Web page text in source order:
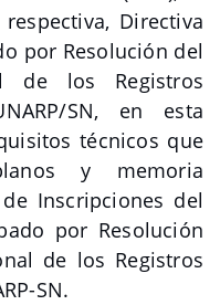
Directiva
por Resolución del
de los Registros
SN, en esta
técnicos que
y memoria
Inscripciones del
por Resolución
de los Registros
SN.